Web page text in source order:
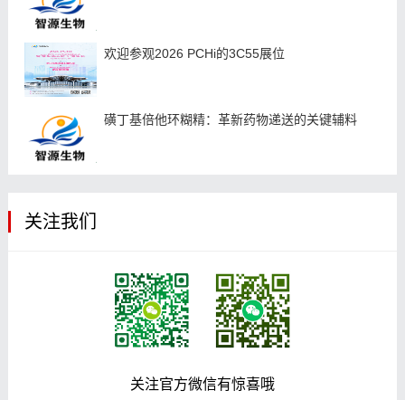
欢迎参观2026 PCHi的3C55展位
磺丁基倍他环糊精：革新药物递送的关键辅料
关注我们
关注官方微信有惊喜哦